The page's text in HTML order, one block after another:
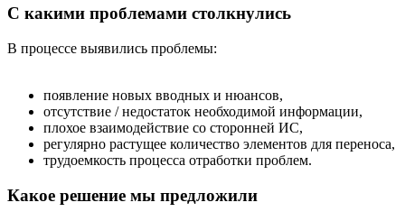
С какими проблемами столкнулись
В процессе выявились проблемы:
появление новых вводных и нюансов,
отсутствие / недостаток необходимой информации,
плохое взаимодействие со сторонней ИС,
регулярно растущее количество элементов для переноса,
трудоемкость процесса отработки проблем.
Какое решение мы предложили